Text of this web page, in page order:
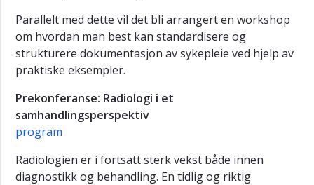
2004
(Arkiv)
HelsIT
2003
Parallelt med dette vil det bli arrangert en workshop
om hvordan man best kan standardisere og
strukturere dokumentasjon av sykepleie ved hjelp av
praktiske eksempler.
Prekonferanse: Radiologi i et
samhandlingsperspektiv
program
Radiologien er i fortsatt sterk vekst både innen
diagnostikk og behandling. En tidlig og riktig